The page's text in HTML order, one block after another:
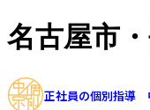
名古屋市
正社員の個別指導